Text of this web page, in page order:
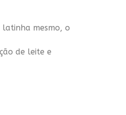
mesmo, o
de leite e